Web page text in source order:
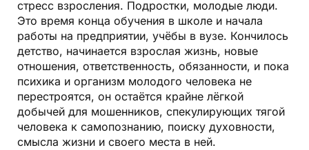
стресс взросления. Подростки, молодые люди.
Это время конца обучения в школе и начала
работы на предприятии, учёбы в вузе. Кончилось
детство, начинается взрослая жизнь, новые
отношения, ответственность, обязанности, и пока
психика и организм молодого человека не
перестроятся, он остаётся крайне лёгкой
добычей для мошенников, спекулирующих тягой
человека к самопознанию, поиску духовности,
смысла жизни и своего места в ней.